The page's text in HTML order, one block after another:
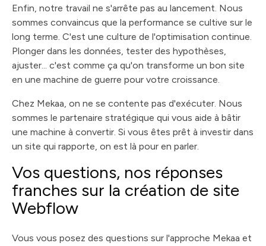
Enfin, notre travail ne s'arrête pas au lancement. Nous
sommes convaincus que la performance se cultive sur le
long terme. C'est une culture de l'optimisation continue.
Plonger dans les données, tester des hypothèses,
ajuster... c'est comme ça qu'on transforme un bon site
en une machine de guerre pour votre croissance.
Chez Mekaa, on ne se contente pas d'exécuter. Nous
sommes le partenaire stratégique qui vous aide à bâtir
une machine à convertir. Si vous êtes prêt à investir dans
un site qui rapporte, on est là pour en parler.
Vos questions, nos réponses
franches sur la création de site
Webflow
Vous vous posez des questions sur l'approche Mekaa et